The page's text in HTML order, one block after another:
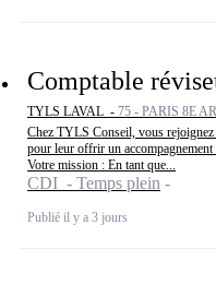
Comptable
TYLS LAVAL - 75 - PARIS 8E
Chez TYLS Conseil, vous rejoignez
pour leur offrir un
Votre mission : En tant que...
CDI - Temps plein
Publié il y a 3 jours